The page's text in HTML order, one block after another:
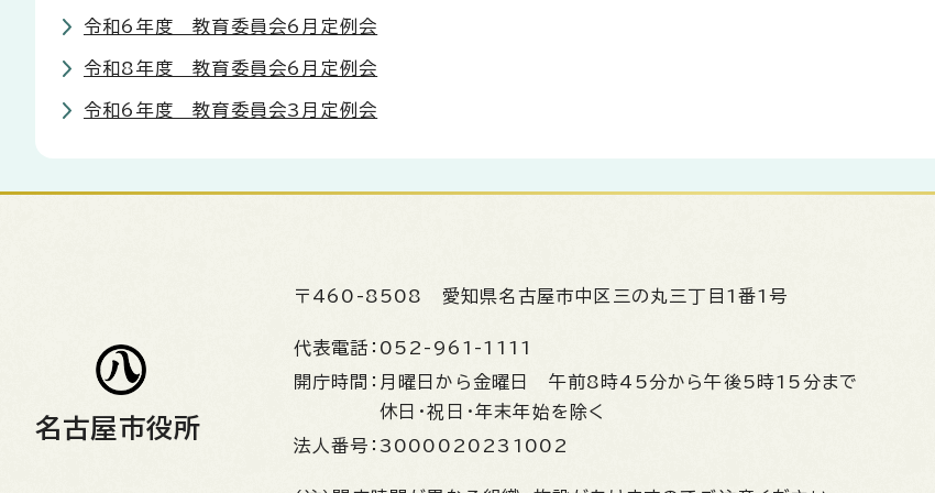
令和6年度 教育委員会6月定例会
令和8年度 教育委員会6月定例会
令和6年度 教育委員会3月定例会
名古屋市役所
〒460-8508 愛知県名古屋市中区三の丸三丁目1番1号
代表電話： 052-961-1111
開庁時間： 月曜日から金曜日 午前8時45分から午後5時15分まで
休日・祝日・年末年始を除く
法人番号： 3000020231002